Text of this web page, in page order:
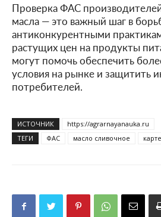
Проверка ФАС
масла — это важный шаг в
антиконкурентными
растущих цен на продукты
могут помочь обеспечить
условия на рынке и защитить
потребителей.
ИСТОЧНИК
https://agrarnayanauka.ru
ТЕГИ
ФАС масло сливочное